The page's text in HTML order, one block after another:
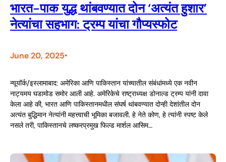
भारत-पाक युद्ध थांबवण्यात दोन ‘अत्यंत हुशार’
नेत्यांचा सहभाग: ट्रम्प यांचा गौप्यस्फोट
June 20, 2025•
न्यूयॉर्क/इस्लामाबाद: अमेरिका आणि पाकिस्तान यांच्यातील संबंधांमध्ये एक नवीन
नाट्यमय घडामोड समोर आली आहे. अमेरिकेचे राष्ट्राध्यक्ष डोनाल्ड ट्रम्प यांनी दावा
केला आहे की, भारत आणि पाकिस्तानमधील संघर्ष थांबवण्यात दोन्ही देशांतील दोन
अत्यंत बुद्धिमान नेत्यांनी महत्त्वाची भूमिका बजावली. हे नेते कोण, हे त्यांनी स्पष्ट केले
नसले तरी, पाकिस्तानचे लष्करप्रमुख फिल्ड मार्शल आसिम…